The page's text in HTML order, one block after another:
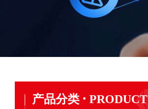
产品分类 · PRODUCT